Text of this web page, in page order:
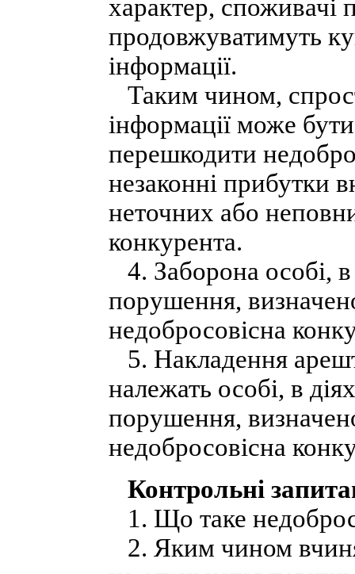
характер, споживачі
продовжуватимуть
інформації.
Таким чином,
інформації може
перешкодити
незаконні прибутки
неточних або
конкурента.
4. Заборона особі, в
порушення,
недобросовісна
5. Накладення
належать особі, в
порушення,
недобросовісна
Контрольні
1. Що таке
2. Яким чином